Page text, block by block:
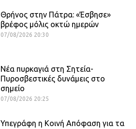
Θρήνος στην Πάτρα: «Έσβησε»
βρέφος μόλις οκτώ ημερών
07/08/2026 20:30
Νέα πυρκαγιά στη Σητεία-
Πυροσβεστικές δυνάμεις στο
σημείο
07/08/2026 20:25
Υπεγράφη η Κοινή Απόφαση για τα